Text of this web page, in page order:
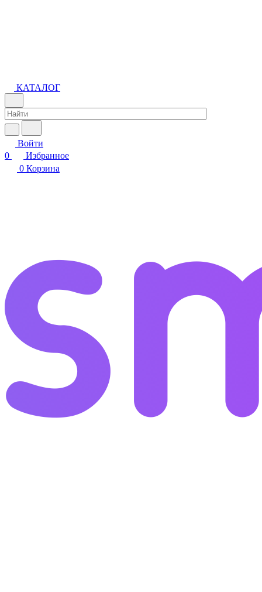
КАТАЛОГ
Войти
0
Избранное
0 Корзина